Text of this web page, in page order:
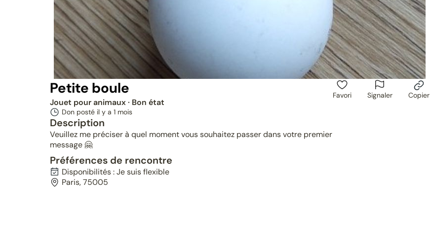
Petite boule
Jouet pour animaux· Bon état
Don posté il y a 1 mois
Description
Veuillez me préciser à quel moment vous souhaitez passer dans votre premier
message 🤗
Favori Signaler Copier
Préférences de rencontre
Disponibilités : Je suis flexible
Paris, 75005